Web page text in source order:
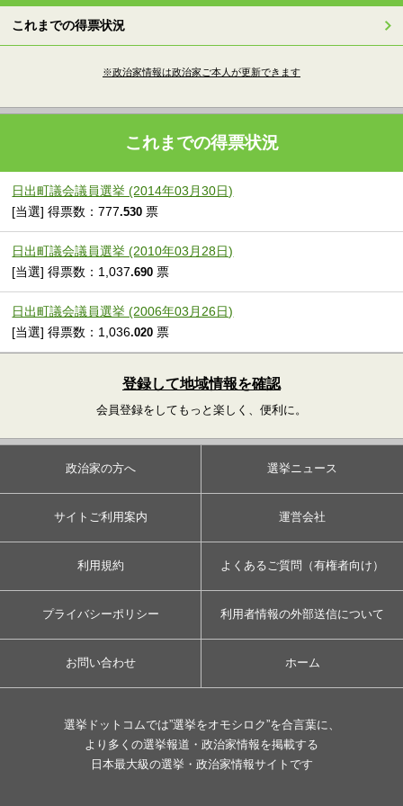
これまでの得票状況
※政治家情報は政治家ご本人が更新できます
これまでの得票状況
日出町議会議員選挙 (2014年03月30日)
[当選] 得票数：777.530 票
日出町議会議員選挙 (2010年03月28日)
[当選] 得票数：1,037.690 票
日出町議会議員選挙 (2006年03月26日)
[当選] 得票数：1,036.020 票
登録して地域情報を確認
会員登録をしてもっと楽しく、便利に。
政治家の方へ 選挙ニュース
サイトご利用案内 運営会社
利用規約 よくあるご質問（有権者向け）
プライバシーポリシー 利用者情報の外部送信について
お問い合わせ ホーム
選挙ドットコムでは”選挙をオモシロク”を合言葉に、
より多くの選挙報道・政治家情報を掲載する
日本最大級の選挙・政治家情報サイトです